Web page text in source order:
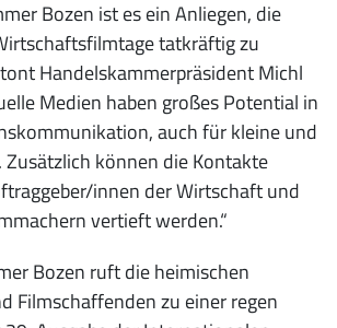
Bozen ist es ein Anliegen, die
tatkräftig zu
Handelskammerpräsident Michl
Medien haben großes Potential in
auch für kleine und
können die Kontakte
innen der Wirtschaft und
vertieft werden.“
Bozen ruft die heimischen
Filmschaffenden zu einer regen